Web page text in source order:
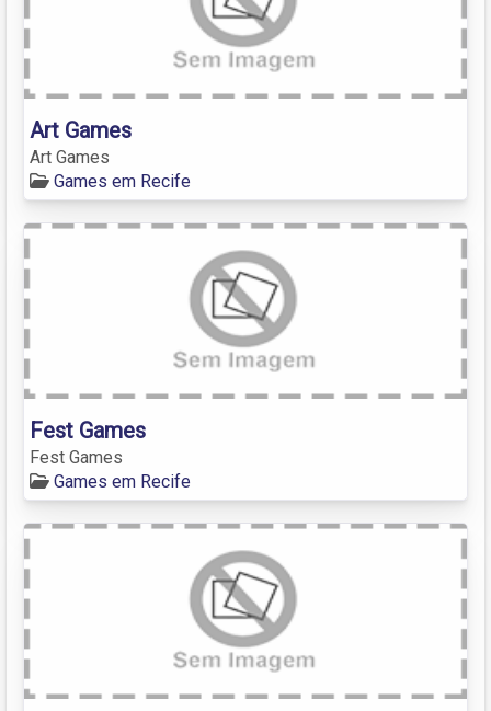
Art Games
Art Games
Games em Recife
Fest Games
Fest Games
Games em Recife